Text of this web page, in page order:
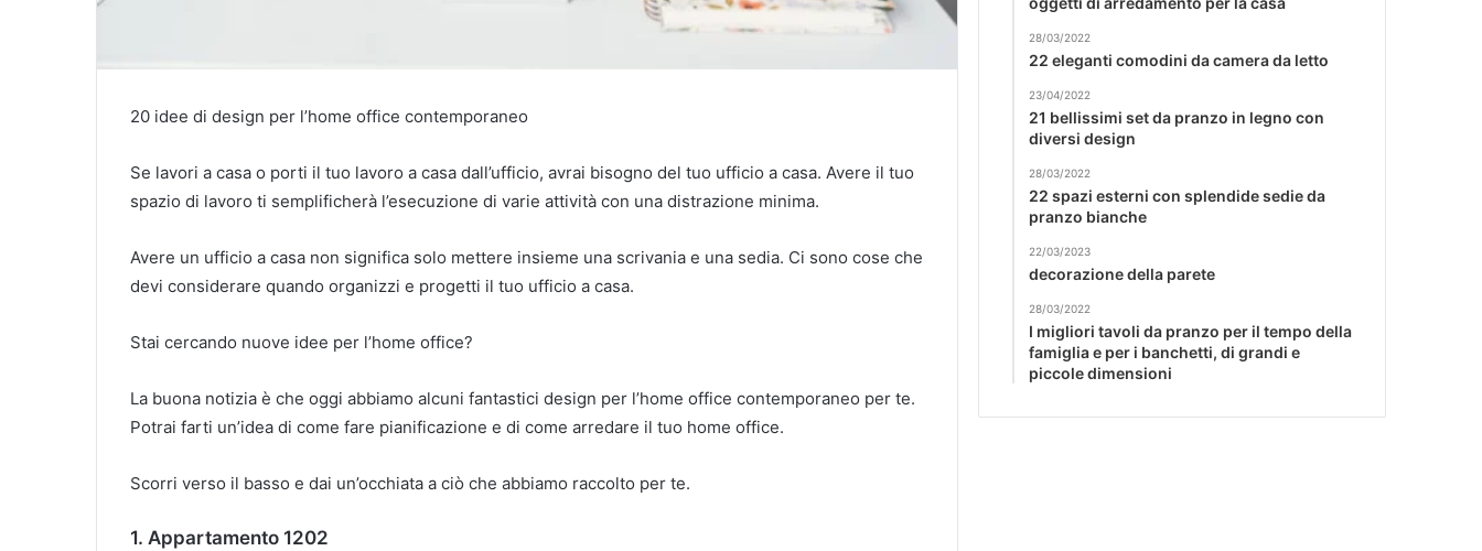
20 idee di design per l’home office contemporaneo
Se lavori a casa o porti il ​​tuo lavoro a casa dall’ufficio, avrai bisogno del tuo ufficio a casa. Avere il tuo
spazio di lavoro ti semplificherà l’esecuzione di varie attività con una distrazione minima.
Avere un ufficio a casa non significa solo mettere insieme una scrivania e una sedia. Ci sono cose che
devi considerare quando organizzi e progetti il ​​tuo ufficio a casa.
Stai cercando nuove idee per l’home office?
La buona notizia è che oggi abbiamo alcuni fantastici design per l’home office contemporaneo per te.
Potrai farti un’idea di come fare pianificazione e di come arredare il tuo home office.
Scorri verso il basso e dai un’occhiata a ciò che abbiamo raccolto per te.
1. Appartamento 1202
28/03/2022
22 eleganti comodini da camera da letto
23/04/2022
21 bellissimi set da pranzo in legno con
diversi design
28/03/2022
22 spazi esterni con splendide sedie da
pranzo bianche
22/03/2023
decorazione della parete
28/03/2022
I migliori tavoli da pranzo per il tempo della
famiglia e per i banchetti, di grandi e
piccole dimensioni